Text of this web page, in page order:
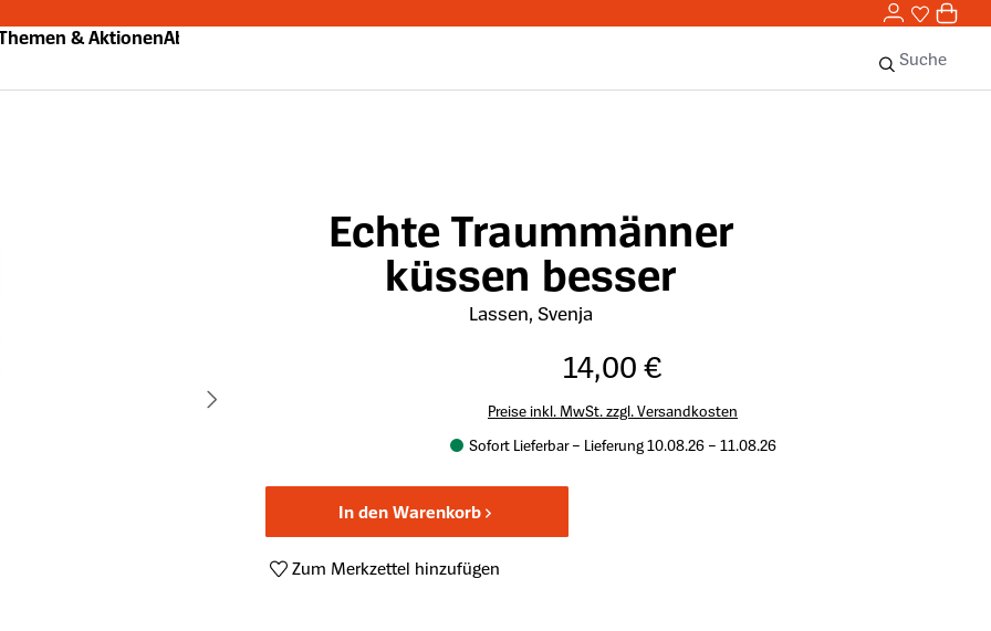
0,00
0
& AktionenAbo
Suche
Echte Traummänner
küssen besser
Lassen, Svenja
14,00 €
Preise inkl. MwSt. zzgl. Versandkosten
Sofort Lieferbar – Lieferung 10.08.26 – 11.08.26
In den Warenkorb
Zum Merkzettel hinzufügen